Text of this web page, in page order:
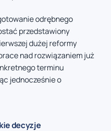
odrębnego
przedstawiony
dużej reformy
nad rozwiązaniem już
terminu
jednocześnie o
decyzje